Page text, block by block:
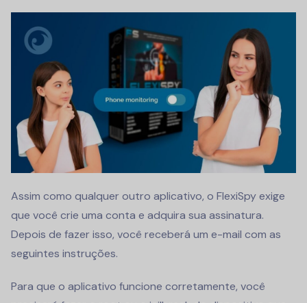
Assim como qualquer outro aplicativo, o FlexiSpy exige
que você crie uma conta e adquira sua assinatura.
Depois de fazer isso, você receberá um e-mail com as
seguintes instruções.
Para que o aplicativo funcione corretamente, você